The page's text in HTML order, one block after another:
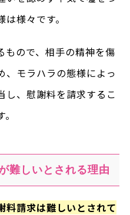
様々です。
もので、相手の精神を傷
、モラハラの態様によっ
し、慰謝料を請求するこ
難しいとされる理由
料請求は難しいとされて